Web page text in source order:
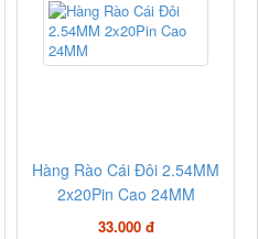
Hàng Rào Cái Đôi 2.54MM
2x20Pin Cao 24MM
33.000 đ